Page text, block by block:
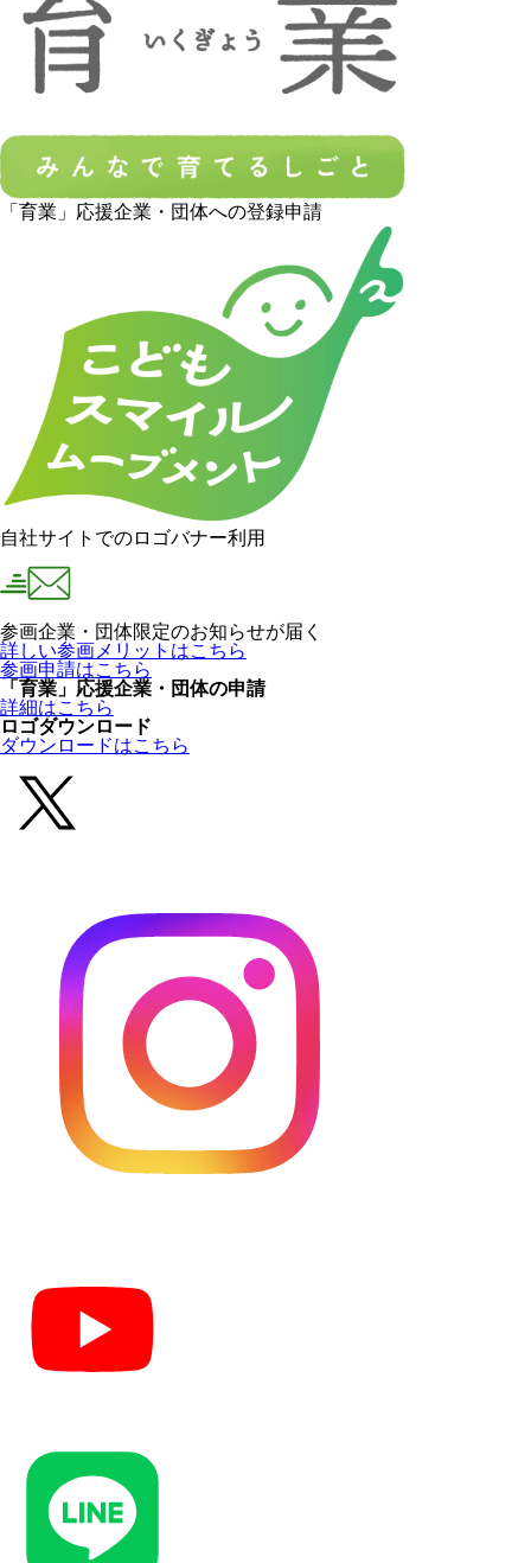
「育業」応援企業・団体への登録申請
自社サイトでのロゴバナー利用
参画企業・団体限定のお知らせが届く
詳しい参画メリットはこちら
参画申請はこちら
「育業」応援企業・団体の申請
詳細はこちら
ロゴダウンロード
ダウンロードはこちら